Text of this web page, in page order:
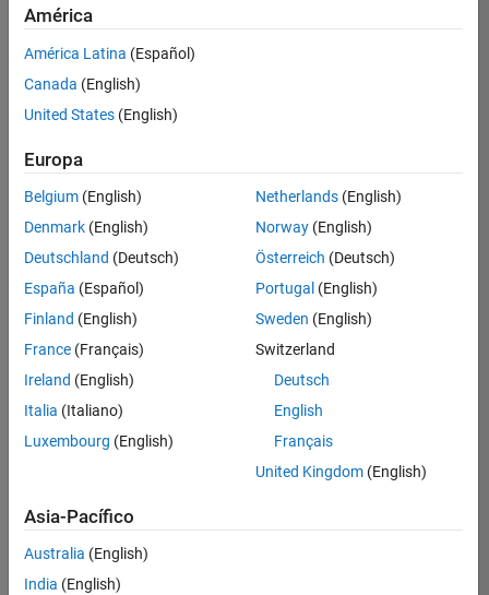
Infrastructure and Architecture
Release Engineering
User Experience
Technical Sales Engineering
Actualmente
no
puestos
disponibles
que
se
correspondan
con
sus
criterios
de
búsqueda.
Pruebe
ampliar
su
todos
empleos.
Si aun
América
América Latina (Español)
Canada (English)
United States (English)
Europa
Belgium (English)
Denmark (English)
Deutschland (Deutsch)
España (Español)
Finland (English)
France (Français)
Ireland (English)
Italia (Italiano)
Luxembourg (English)
Netherlands(English)
Norway(English)
Österreich (Deutsch)
Portugal (English)
Sweden (English)
Switzerland
Deutsch
English
Français
United Kingdom(English)
Asia-Pacífico
Australia (English)
India (English)